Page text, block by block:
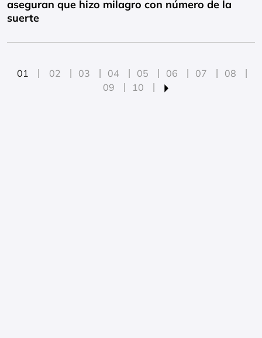
aseguran que hizo milagro con número de la
suerte
01 02 03 04 05 06 07
08
09
10